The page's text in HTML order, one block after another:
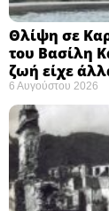
Θλίψη σε
του Βασίλη
ζωή είχε
6 Αυγούστου 2026